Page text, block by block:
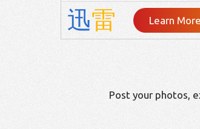
迅雷 Learn More
Post your photos,